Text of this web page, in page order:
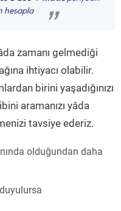
hesapla
”
zamanı gelmediği
ihtiyacı olabilir.
birini yaşadığınızı
aramanızı yâda
tavsiye ederiz.
olduğundan daha